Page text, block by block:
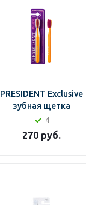
PRESIDENT Exclusive
зубная щетка
4
270руб.